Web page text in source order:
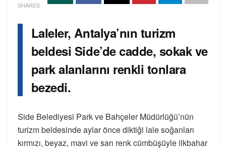
SHARES
Laleler, Antalya’nın turizm
beldesi Side’de cadde, sokak ve
park alanlarını renkli tonlara
bezedi.
Side Belediyesi Park ve Bahçeler Müdürlüğü’nün
turizm beldesinde aylar önce diktiği lale soğanları
kırmızı, beyaz, mavi ve sarı renk cümbüşüyle ilkbahar